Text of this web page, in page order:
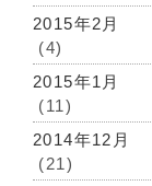
2015年2月
(4)
2015年1月
(11)
2014年12月
(21)